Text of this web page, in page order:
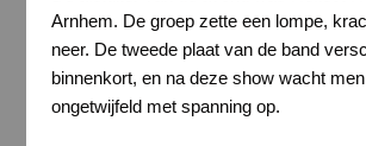
Arnhem. De groep zette een lompe,
neer. De tweede plaat van de band
binnenkort, en na deze show wacht
ongetwijfeld met spanning op.